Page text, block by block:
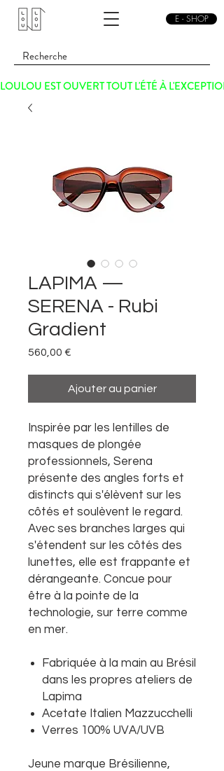
E - SHOP
LOULOU EST OUVERT TOUT L'ÉTÉ À
LAPIMA —
SERENA - Rubi
Gradient
560,00 €
Ajouter au panier
Inspirée par les lentilles de
masques de plongée
professionnels, Serena
présente des angles forts et
distincts qui s'élèvent sur les
côtés et soulèvent le regard.
Avec ses branches larges qui
s'étendent sur les côtés des
lunettes, elle est frappante et
dérangeante. Concue pour
être à la pointe de la
technologie, sur terre comme
en mer.
Fabriquée à la main au Brésil
dans les propres ateliers de
Lapima
Acetate Italien Mazzucchelli
Verres 100% UVA/UVB
Jeune marque Brésilienne,